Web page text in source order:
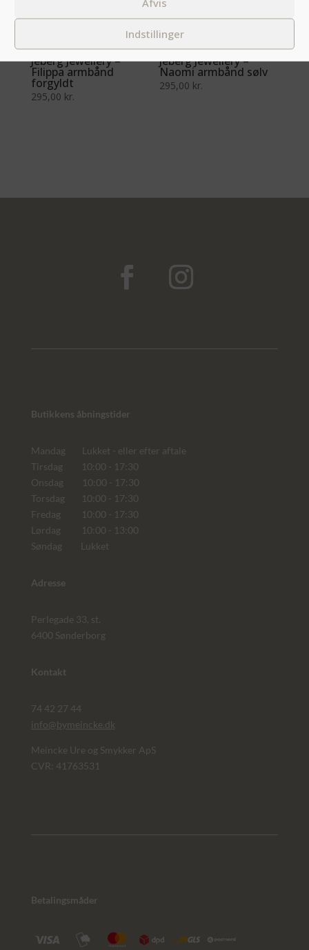
Indstillinger
Jeberg Jewellery –
Filippa armbånd
forgyldt
295,00 kr.
Jeberg Jewellery –
Naomi armbånd sølv
295,00 kr.
Butikkens åbningstider
Mandag Lukket - eller efter aftale
Tirsdag 10:00 - 17:30
Onsdag 10:00 - 17:30
Torsdag 10:00 - 17:30
Fredag 10:00 - 17:30
Lørdag 10:00 - 13:00
Søndag Lukket
Adresse
Perlegade 33, st.
6400 Sønderborg
Kontakt
74 42 27 44
info@bymeincke.dk
Meincke Ure og Smykker ApS
CVR: 41763531
Betalingsmåder